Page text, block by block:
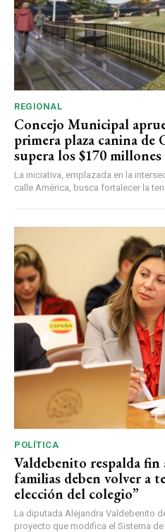
REGIONAL
Concejo Municipal
primera plaza canina de
supera los $170 millones
La iniciativa, emplazada en la
calle América, busca fortalecer la
POLÍTICA
Valdebenito respalda fin
familias deben volver a
elección del colegio”
La diputada Alejandra Valdebenito
proyecto que modifica el Sistema de